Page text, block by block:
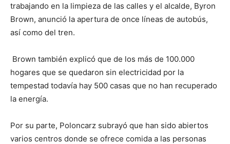
trabajando en la limpieza de las calles y el alcalde, Byron
Brown, anunció la apertura de once líneas de autobús,
así como del tren.
Brown también explicó que de los más de 100.000
hogares que se quedaron sin electricidad por la
tempestad todavía hay 500 casas que no han recuperado
la energía.
Por su parte, Poloncarz subrayó que han sido abiertos
varios centros donde se ofrece comida a las personas